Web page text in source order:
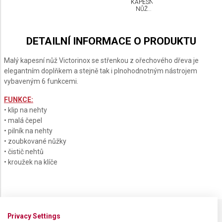
KAPESNÍ
NŮŽ
580
DETAILNÍ INFORMACE O PRODUKTU
Malý kapesní nůž Victorinox se střenkou z ořechového dřeva je
elegantním doplňkem a stejně tak i plnohodnotným nástrojem
vybaveným 6 funkcemi.
FUNKCE:
• klip na nehty
• malá čepel
• pilník na nehty
• zoubkované nůžky
• čistič nehtů
• kroužek na klíče
Privacy Settings